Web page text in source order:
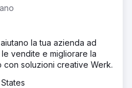
la tua azienda ad
vendite e migliorare la
soluzioni creative Werk.